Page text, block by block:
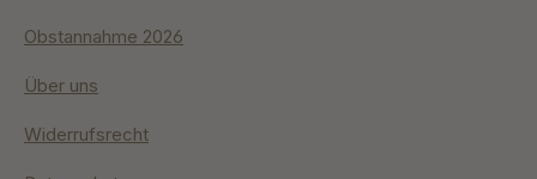
Obstannahme 2026
Über uns
Widerrufsrecht